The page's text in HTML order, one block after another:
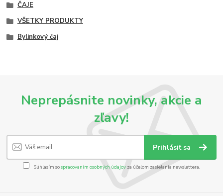
ČAJE
VŠETKY PRODUKTY
Bylinkový čaj
Neprepásnite novinky, akcie a
zľavy!
Prihlásiť sa
Súhlasím sospracovaním osobných údajov za účelom zasielania newslettera.